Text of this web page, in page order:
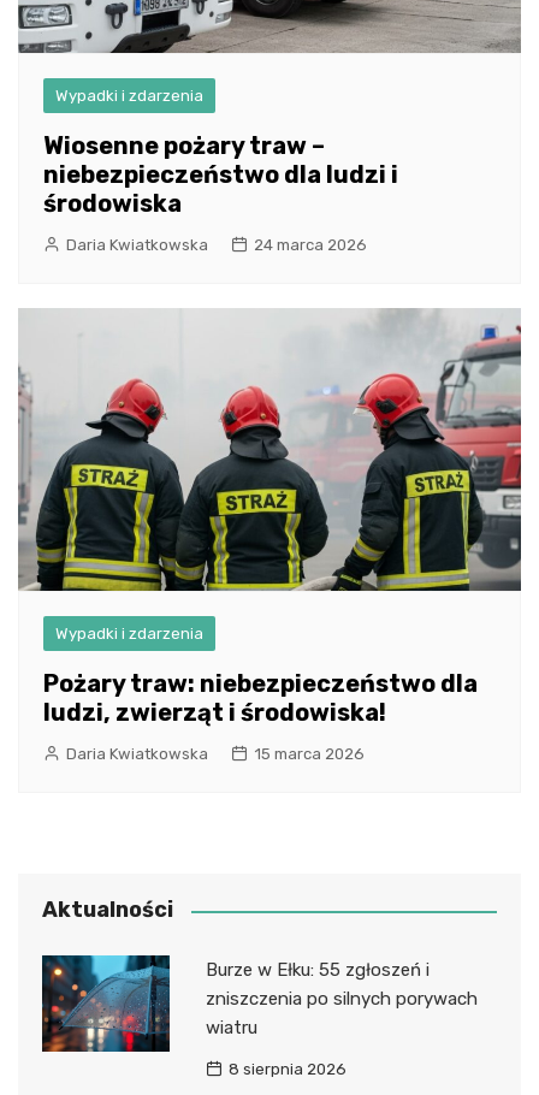
Wypadki i zdarzenia
Wiosenne pożary traw –
niebezpieczeństwo dla ludzi i
środowiska
Daria Kwiatkowska 24 marca 2026
Wypadki i zdarzenia
Pożary traw: niebezpieczeństwo dla
ludzi, zwierząt i środowiska!
Daria Kwiatkowska 15 marca 2026
Aktualności
Burze w Ełku: 55 zgłoszeń i
zniszczenia po silnych porywach
wiatru
8 sierpnia 2026